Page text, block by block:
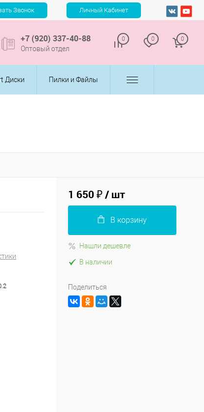
+7 (920) 337-40-88
Оптовый отдел
0 0 0
Диски Пилки и Файлы
1 650 ₽/ шт
В корзину
Нашли дешевле
В наличии
Поделиться